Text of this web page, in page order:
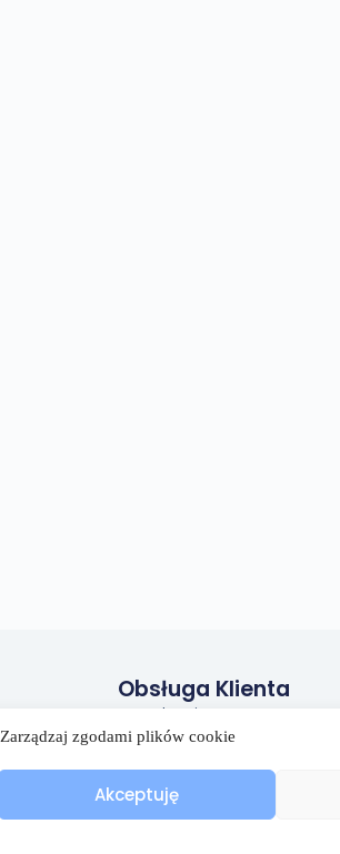
Zarządzaj zgodami plików cookie
Akceptuję
Obsługa Klienta
Regulamin
Polityka prywatności
Polityka plików cookies (EU)